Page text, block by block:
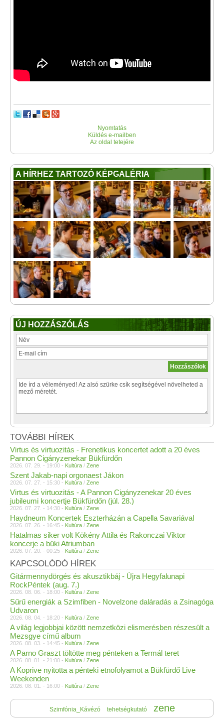
Nyomtatás
Küldés e-mailben
Az oldal tetejére
A HÍRHEZ TARTOZÓ KÉPGALÉRIA
ÚJ HOZZÁSZÓLÁS
TOVÁBBI HÍREK
Virtus és virtuozitás - Frenetikus koncertet adott a 20 éves
Pannon Cigányzenekar Bükfürdőn
2026. 07. 29. - 19:00 - Kultúra / Zene
Szent Jakab-napi orgonaest Jákon
2026. 07. 27. - 15:30 - Kultúra / Zene
Virtus és virtuozitás - A Pannon Cigányzenekar 20 éves
jubileumi koncertje Bükfürdőn (júl. 28.)
2026. 07. 27. - 14:30 - Kultúra / Zene
Haydneum Koncertek Eszterházán a Capella Savariával
2026. 07. 26. - 16:45 - Kultúra / Zene
Hatalmas siker volt Kökény Attila és Rakonczai Viktor
koncerje a büki Atriumban
2026. 07. 20. - 00:25 - Kultúra / Zene
KAPCSOLÓDÓ HÍREK
Gitármennydörgés és akusztikbáj - Újra Hegyfalunapi
RockPéntek (aug. 7.)
2026. 08. 06. - 18:00 - Kultúra / Zene
Sűrű energiák a Szimfiben - Novelzone daláradás a Zsinagóga
Udvaron
2026. 08. 04. - 18:20 - Kultúra / Zene
A világ legjobbjai között nemzetközi elismerésben részesült a
Mezsgye című album
2026. 08. 03. - 14:45 - Kultúra / Zene
A Parno Graszt töltötte meg pénteken a Termál teret
2026. 08. 01. - 21:00 - Kultúra / Zene
A Koprive nyitotta a pénteki etnofolyamot a Bükfürdő Live
Weekenden
2026. 08. 01. - 16:00 - Kultúra / Zene
Szimfónia_Kávézó tehetségkutató zene